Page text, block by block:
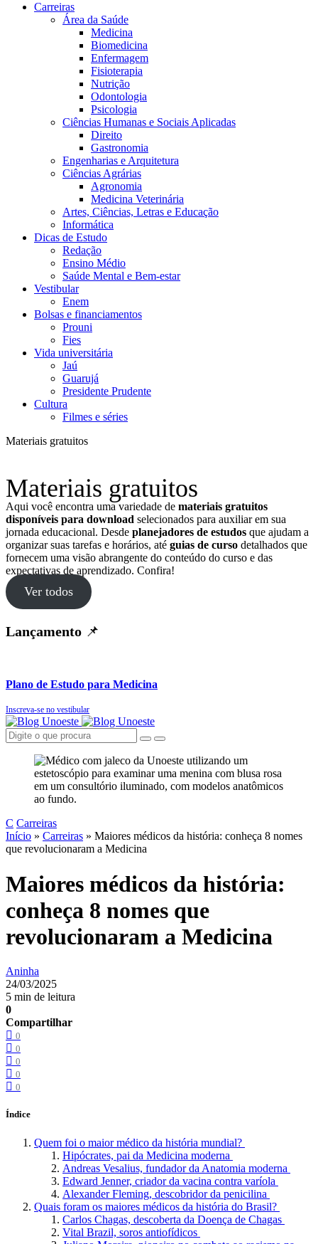
Carreiras
Área da Saúde
Medicina
Biomedicina
Enfermagem
Fisioterapia
Nutrição
Odontologia
Psicologia
Ciências Humanas e Sociais Aplicadas
Direito
Gastronomia
Engenharias e Arquitetura
Ciências Agrárias
Agronomia
Medicina Veterinária
Artes, Ciências, Letras e Educação
Informática
Dicas de Estudo
Redação
Ensino Médio
Saúde Mental e Bem-estar
Vestibular
Enem
Bolsas e financiamentos
Prouni
Fies
Vida universitária
Jaú
Guarujá
Presidente Prudente
Cultura
Filmes e séries
Materiais gratuitos
Materiais gratuitos
Aqui você encontra uma variedade de materiais gratuitos
disponíveis para download selecionados para auxiliar em sua
jornada educacional. Desde planejadores de estudos que ajudam a
organizar suas tarefas e horários, até guias de curso detalhados que
fornecem uma visão abrangente do conteúdo do curso e das
expectativas de aprendizado. Confira!
Ver todos
Lançamento 📌
Plano de Estudo para Medicina
Inscreva-se no vestibular
C Carreiras
Início » Carreiras » Maiores médicos da história: conheça 8 nomes
que revolucionaram a Medicina
Maiores médicos da história:
conheça 8 nomes que
revolucionaram a Medicina
Aninha
24/03/2025
5 min de leitura
0
Compartilhar
0
0
0
0
0
Índice
Quem foi o maior médico da história mundial?
Hipócrates, pai da Medicina moderna
Andreas Vesalius, fundador da Anatomia moderna
Edward Jenner, criador da vacina contra varíola
Alexander Fleming, descobridor da penicilina
Quais foram os maiores médicos da história do Brasil?
Carlos Chagas, descoberta da Doença de Chagas
Vital Brazil, soros antiofídicos